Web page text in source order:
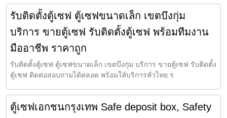
รับติดตั้งตู้เซฟ ตู้เซฟขนาดเล็ก เขตบึงกุ่ม
บริการ ขายตู้เซฟ รับติดตั้งตู้เซฟ พร้อมทีมงาน
มืออาชีพ ราคาถูก
รับติดตั้งตู้เซฟ ตู้เซฟขนาดเล็ก เขตบึงกุ่ม บริการ ขายตู้เซฟ รับติดตั้ง
ตู้เซฟ ติดต่อสอบถามได้ตลอด พร้อมให้บริการทั่วไทย ร
ตู้เซฟเอกชนกรุงเทพ Safe deposit box, Safety